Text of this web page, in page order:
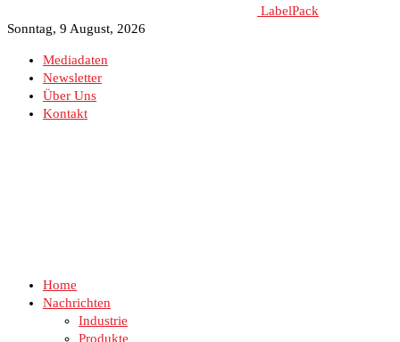
LabelPack
Sonntag, 9 August, 2026
Mediadaten
Newsletter
Über Uns
Kontakt
Home
Nachrichten
Industrie
Produkte